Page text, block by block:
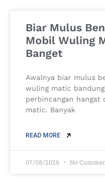
Biar Mulus
Mobil Wuling
Banget
Awalnya biar mulus
wuling matic
perbincangan hangat
matic. Banyak
READ MORE
07/08/2026 No